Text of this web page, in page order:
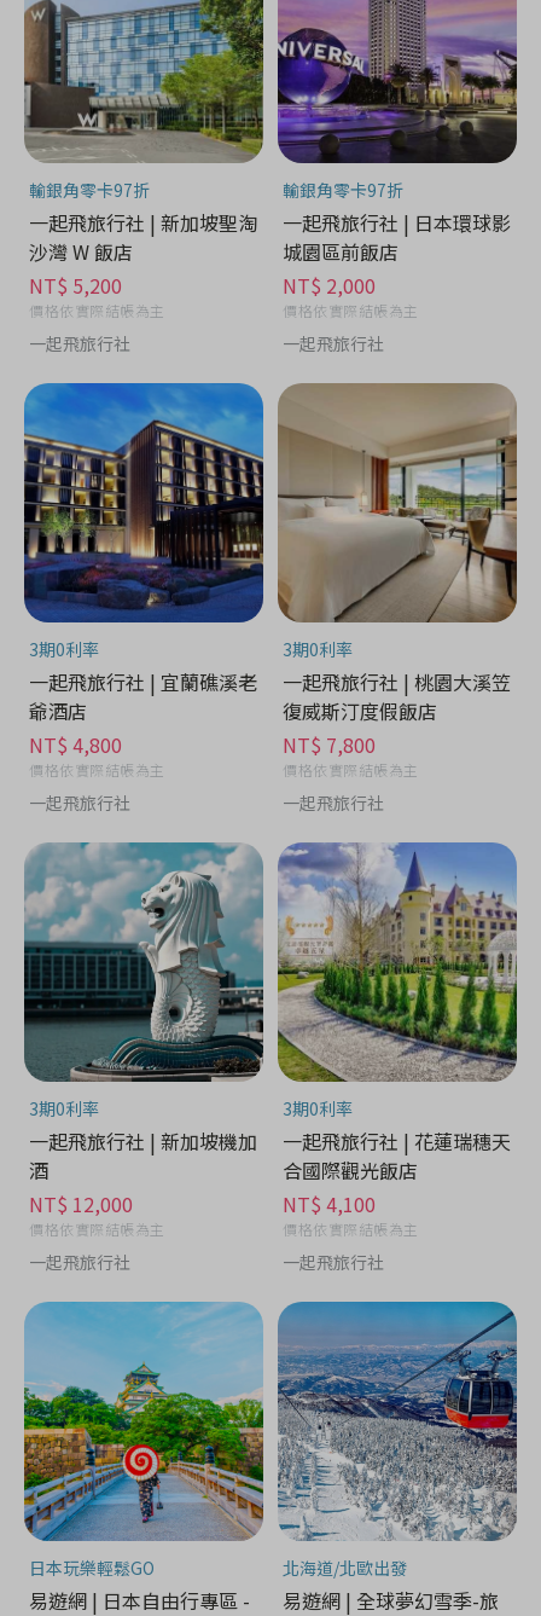
輸銀角零卡97折
一起飛旅行社 | 新加坡聖淘
沙灣 W 飯店
NT$ 5,200
價格依實際結帳為主
一起飛旅行社
輸銀角零卡97折
一起飛旅行社 | 日本環球影
城園區前飯店
NT$ 2,000
價格依實際結帳為主
一起飛旅行社
3期0利率
一起飛旅行社 | 宜蘭礁溪老
爺酒店
NT$ 4,800
價格依實際結帳為主
一起飛旅行社
3期0利率
一起飛旅行社 | 桃園大溪笠
復威斯汀度假飯店
NT$ 7,800
價格依實際結帳為主
一起飛旅行社
3期0利率
一起飛旅行社 | 新加坡機加
酒
NT$ 12,000
價格依實際結帳為主
一起飛旅行社
3期0利率
一起飛旅行社 | 花蓮瑞穗天
合國際觀光飯店
NT$ 4,100
價格依實際結帳為主
一起飛旅行社
日本玩樂輕鬆GO
易遊網 | 日本自由行專區 -
北海道/北歐出發
易遊網 | 全球夢幻雪季-旅